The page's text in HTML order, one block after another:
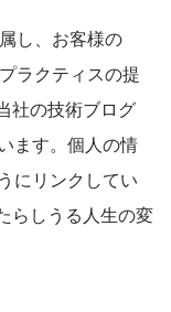
し、お客様の
ラクティスの提
社の技術ブログ
ます。個人の情
にリンクしてい
らしうる人生の変